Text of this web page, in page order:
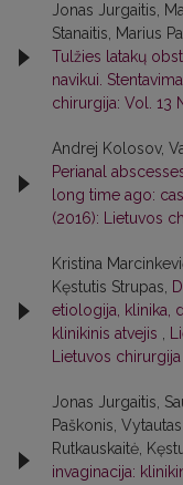
Jonas Jurgaitis,
Stanaitis, Marius
Tulžies latakų
navikui.
chirurgija: Vol. 13
Andrej Kolosov,
Perianal
long time ago:
(2016): Lietuvos
Kristina
Kęstutis Strupas,
etiologija, klinika,
klinikinis atvejis
Lietuvos chirurgija
Jonas Jurgaitis,
Paškonis,
Rutkauskaitė,
invaginacija: